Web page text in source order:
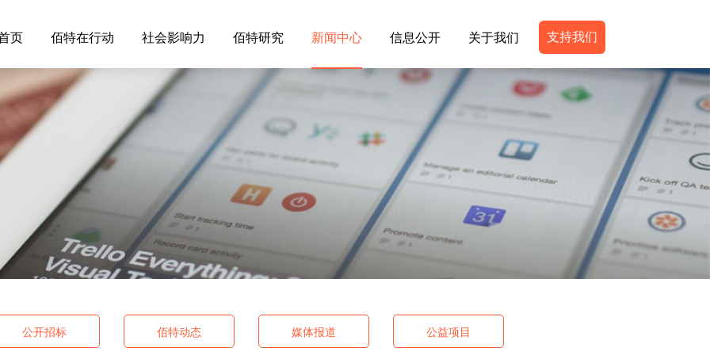
页 佰特在行动 社会影响力 佰特研究 新闻中心 信息公开 关于我们 支持我们
公开招标 佰特动态 媒体报道 公益项目